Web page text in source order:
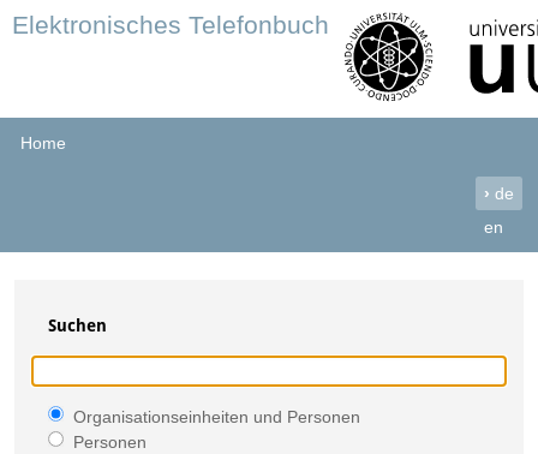
Elektronisches Telefonbuch
Home
› de
en
Suchen
Organisationseinheiten und Personen
Personen